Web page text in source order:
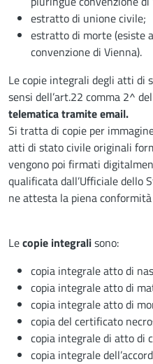
estratto di unione civile;
estratto di morte (esiste
convenzione di Vienna).
Le copie integrali degli atti di
sensi dell’art.22 comma 2^ del
telematica tramite email.
Si tratta di copie per
atti di stato civile originali
vengono poi firmati
qualificata dall’Ufficiale dello
ne attesta la piena
Lecopie integralisono:
copia integrale atto di
copia integrale atto di
copia integrale atto di
copia del certificato
copia integrale di atto di
copia integrale